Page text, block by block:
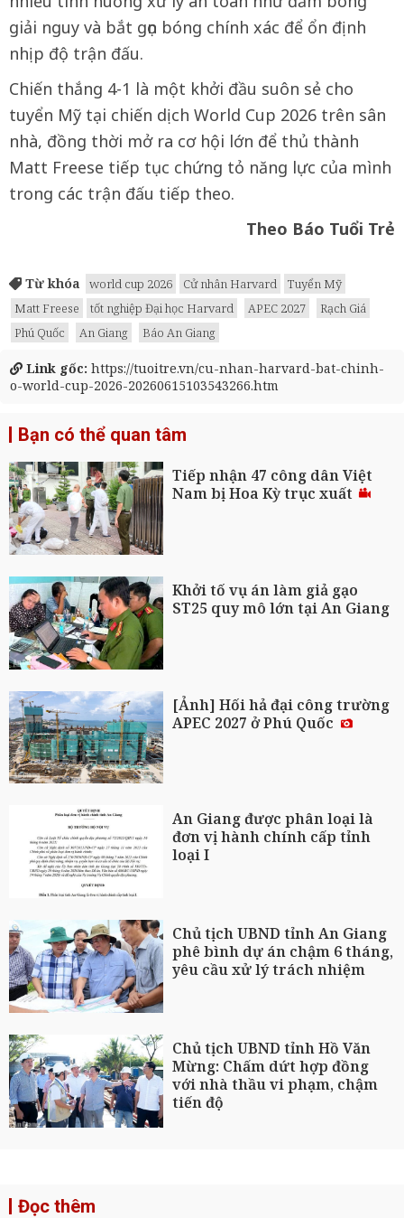
giải nguy và bắt gọn bóng chính xác để ổn định
nhịp độ trận đấu.
Chiến thắng 4-1 là một khởi đầu suôn sẻ cho
tuyển Mỹ tại chiến dịch World Cup 2026 trên sân
nhà, đồng thời mở ra cơ hội lớn để thủ thành
Matt Freese tiếp tục chứng tỏ năng lực của mình
trong các trận đấu tiếp theo.
Theo Báo Tuổi Trẻ
Từ khóa world cup 2026 Cử nhân Harvard
Tuyển Mỹ
Matt Freese
tốt nghiệp Đại học Harvard APEC 2027
Rạch Giá
Phú Quốc
An Giang Báo An Giang
Link gốc: https://tuoitre.vn/cu-nhan-harvard-bat-chinh-
o-world-cup-2026-20260615103543266.htm
Bạn có thể quan tâm
Tiếp nhận 47 công dân Việt
Nam bị Hoa Kỳ trục xuất
Khởi tố vụ án làm giả gạo
ST25 quy mô lớn tại An Giang
[Ảnh] Hối hả đại công trường
APEC 2027 ở Phú Quốc
An Giang được phân loại là
đơn vị hành chính cấp tỉnh
loại I
Chủ tịch UBND tỉnh An Giang
phê bình dự án chậm 6 tháng,
yêu cầu xử lý trách nhiệm
Chủ tịch UBND tỉnh Hồ Văn
Mừng: Chấm dứt hợp đồng
với nhà thầu vi phạm, chậm
tiến độ
Đọc thêm